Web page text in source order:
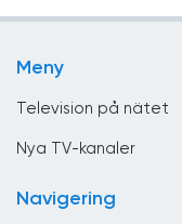
Meny
Television på nätet
Nya TV-kanaler
Navigering